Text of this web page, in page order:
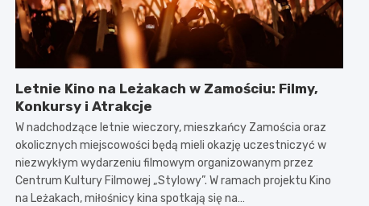
Letnie Kino na Leżakach w Zamościu: Filmy,
Konkursy i Atrakcje
W nadchodzące letnie wieczory, mieszkańcy Zamościa oraz
okolicznych miejscowości będą mieli okazję uczestniczyć w
niezwykłym wydarzeniu filmowym organizowanym przez
Centrum Kultury Filmowej „Stylowy”. W ramach projektu Kino
na Leżakach, miłośnicy kina spotkają się na…